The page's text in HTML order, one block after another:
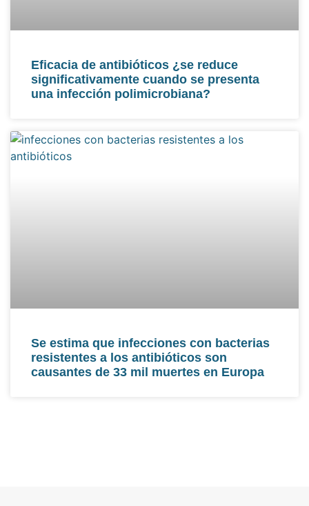
Eficacia de antibióticos ¿se reduce
significativamente cuando se presenta
una infección polimicrobiana?
Se estima que infecciones con bacterias
resistentes a los antibióticos son
causantes de 33 mil muertes en Europa